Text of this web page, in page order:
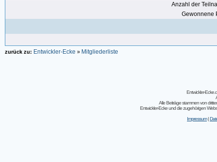
Anzahl der
Gewonnene
zurück zu: Entwickler-Ecke » Mitgliederliste
Entwickler-
Alle Beiträge stammen von
Entwickler-Ecke und die zugehörigen
Impressum|